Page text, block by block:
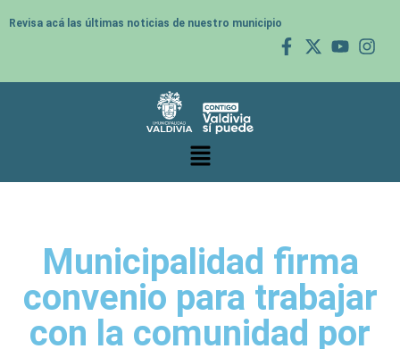
Revisa acá las últimas noticias de nuestro municipio
Municipalidad firma
convenio para trabajar
con la comunidad por